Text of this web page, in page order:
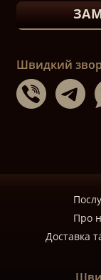
Швидкий
Про
Доставка